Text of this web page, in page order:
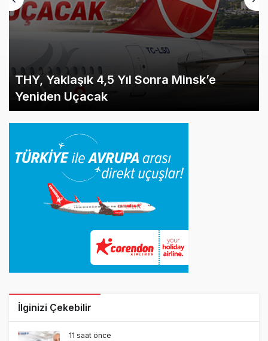
THY, Yaklaşık 4,5 Yıl Sonra Minsk’e
Yeniden Uçacak
İlginizi Çekebilir
11 saat önce